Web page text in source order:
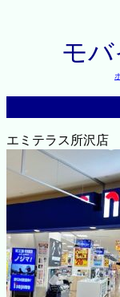
モ
エミテラス所沢店